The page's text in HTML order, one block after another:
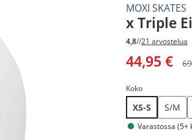
MOXI SKATES
x Triple
4,8//21 arvostelua
44,95 €
Koko
XS-S S/M
Varastossa (5+